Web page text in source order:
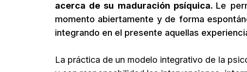
acerca de su maduración psíquica. Le
momento abiertamente y de forma
integrando en el presente aquellas
La práctica de un modelo integrativo de la